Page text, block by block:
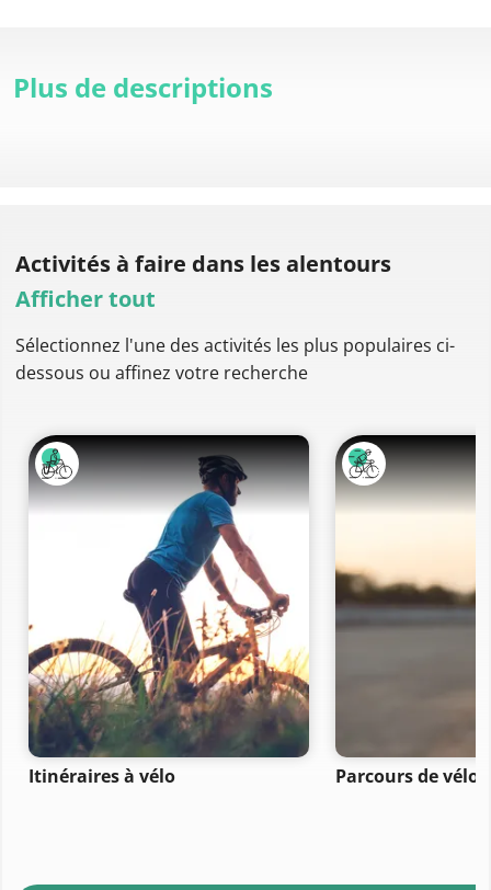
Plus de descriptions
Activités à faire dans les alentours
Afficher tout
Sélectionnez l'une des activités les plus populaires ci-
dessous ou affinez votre recherche
Itinéraires à vélo Parcours de vélo